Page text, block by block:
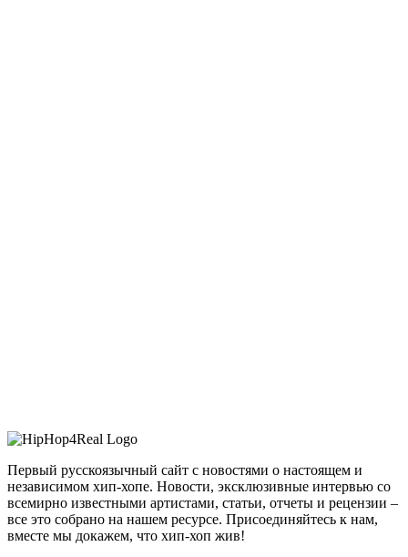
Первый русскоязычный сайт с новостями о настоящем и
независимом хип-хопе. Новости, эксклюзивные интервью со
всемирно известными артистами, статьи, отчеты и рецензии –
все это собрано на нашем ресурсе. Присоединяйтесь к нам,
вместе мы докажем, что хип-хоп жив!